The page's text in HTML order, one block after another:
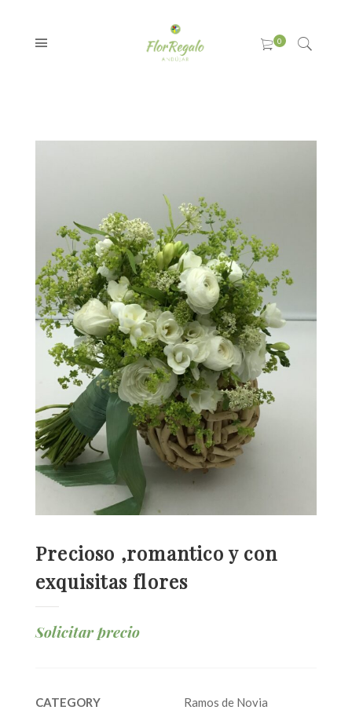
Precioso ,romantico y con
exquisitas flores
Solicitar precio
CATEGORY Ramos de Novia